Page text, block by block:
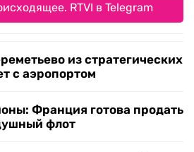
RTVI в Telegram
из стратегических
с аэропортом
Франция готова продать
флот